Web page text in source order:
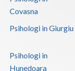
Covasna
Psihologi in Giurgiu
Psihologi in
Hunedoara